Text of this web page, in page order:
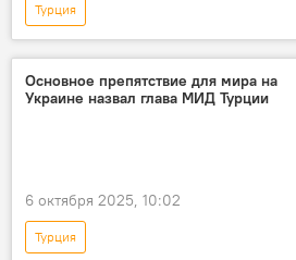
Турция
Спецоперация России по защите Донбасса
США
Владимир Зеленский
Дональд Трамп
встреча
Основное препятствие для мира на
Украине назвал глава МИД Турции
6 октября 2025, 10:02
Турция